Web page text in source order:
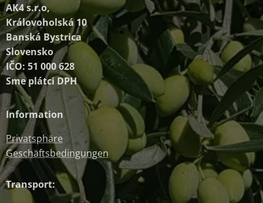
AK4 s.r.o,
Královoholská 10
Banská Bystrica
Slovensko
IČO: 51 000 628
Sme plátci DPH
Information
Privatsphäre
Geschäftsbedingungen
Transport: